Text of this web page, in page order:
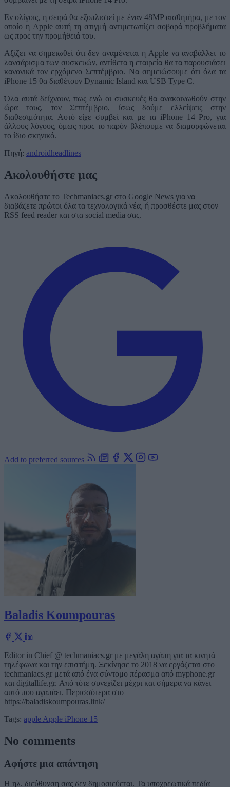
Εν ολίγοις, η σειρά θα εξοπλιστεί με έναν 48MP αισθητήρα, με τον
οποίο η Apple αυτή τη στιγμή αντιμετωπίζει σοβαρά προβλήματα
ως προς την προμήθειά του.
Αξίζει να σημειωθεί ότι δεν αναμένεται η Apple να αναβάλλει το
λανσάρισμα των συσκευών, αντίθετα η εταιρεία θα τα παρουσιάσει
κανονικά τον ερχόμενο Σεπτέμβριο. Να σημειώσουμε ότι όλα τα
iPhone 15 θα διαθέτουν Dynamic Island και USB Type C.
Όλα αυτά δείχνουν, πως ενώ οι συσκευές θα ανακοινωθούν στην
ώρα τους, τον Σεπτέμβριο, ίσως δούμε ελλείψεις στην
διαθεσιμότητα. Αυτό είχε συμβεί και με τα iPhone 14 Pro, για
άλλους λόγους, όμως προς το παρόν βλέπουμε να διαμορφώνεται
το ίδιο σκηνικό.
Πηγή: androidheadlines
Ακολουθήστε μας
Ακολουθήστε το Techmaniacs.gr στο Google News για να
διαβάζετε πρώτοι όλα τα τεχνολογικά νέα, ή προσθέστε μας στον
RSS feed reader και στα social media σας.
Add to preferred sources
Baladis Koumpouras
Editor in Chief @ techmaniacs.gr με μεγάλη αγάπη για τα κινητά
τηλέφωνα και την επιστήμη. Ξεκίνησε το 2018 να εργάζεται στο
techmaniacs.gr μετά από ένα σύντομο πέρασμα από myphone.gr
και digitallife.gr. Από τότε συνεχίζει μέχρι και σήμερα να κάνει
αυτό που αγαπάει. Περισσότερα στο
https://baladiskoumpouras.link/
Tags: apple Apple iPhone 15
No comments
Αφήστε μια απάντηση
Η ηλ. διεύθυνση σας δεν δημοσιεύεται. Τα υποχρεωτικά πεδία